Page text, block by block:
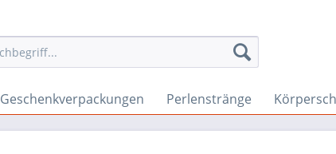
Geschenkverpackungen Perlenstränge